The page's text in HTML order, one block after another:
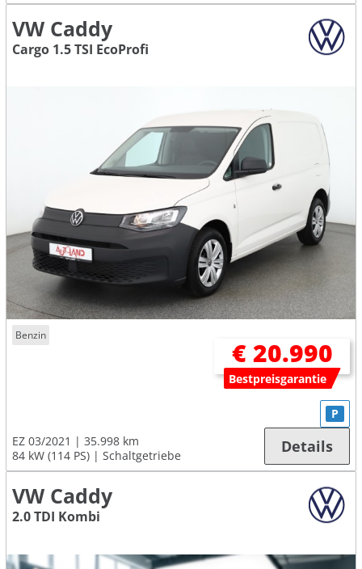
VW Caddy
Cargo 1.5 TSI EcoProfi
Benzin
€ 20.990
Bestpreisgarantie
EZ 03/2021
35.998 km
84 kW (114 PS)
Schaltgetriebe
P
Details
VW Caddy
2.0 TDI Kombi